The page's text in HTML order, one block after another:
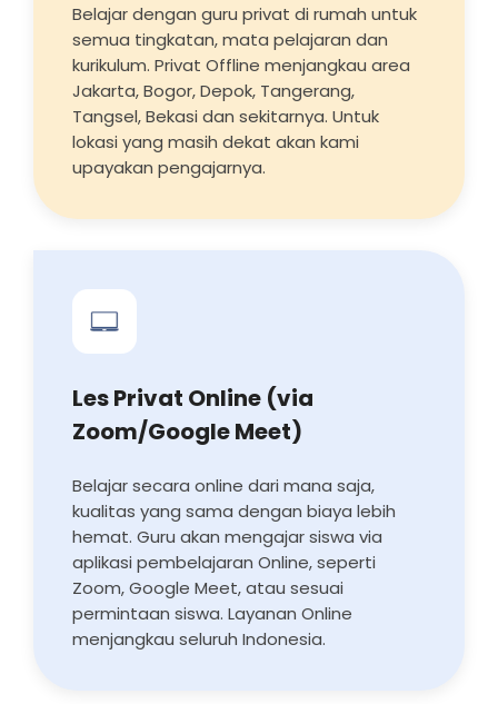
Belajar dengan guru privat di rumah untuk
semua tingkatan, mata pelajaran dan
kurikulum. Privat Offline menjangkau area
Jakarta, Bogor, Depok, Tangerang,
Tangsel, Bekasi dan sekitarnya. Untuk
lokasi yang masih dekat akan kami
upayakan pengajarnya.
Les Privat Online (via
Zoom/Google Meet)
Belajar secara online dari mana saja,
kualitas yang sama dengan biaya lebih
hemat. Guru akan mengajar siswa via
aplikasi pembelajaran Online, seperti
Zoom, Google Meet, atau sesuai
permintaan siswa. Layanan Online
menjangkau seluruh Indonesia.